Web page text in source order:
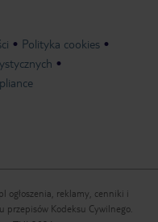
Polityka cookies
ogłoszenia, reklamy, cenniki i
Kodeksu Cywilnego.